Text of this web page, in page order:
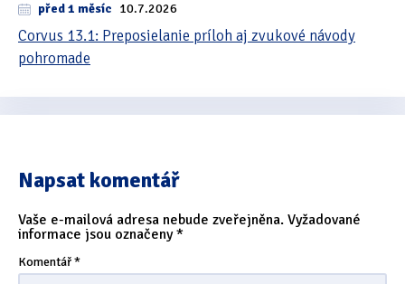
před 1 měsíc 10.7.2026
Corvus 13.1: Preposielanie príloh aj zvukové návody
pohromade
Napsat komentář
Vaše e-mailová adresa nebude zveřejněna. Vyžadované
informace jsou označeny*
Komentář*